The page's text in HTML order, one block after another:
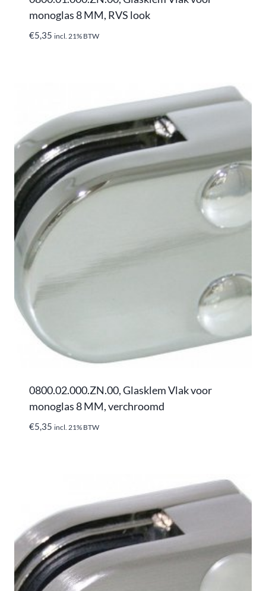
monoglas 8 MM, RVS look
€5,35 incl. 21% BTW
0800.02.000.ZN.00, Glasklem Vlak voor
monoglas 8 MM, verchroomd
€5,35 incl. 21% BTW